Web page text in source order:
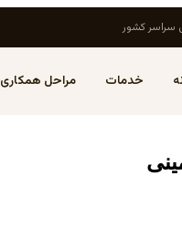
سراسر کشور
خدمات مراحل همکاری